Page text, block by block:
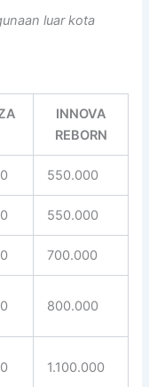
luar kota
INNOVA
REBORN
550.000
550.000
700.000
800.000
1.100.000